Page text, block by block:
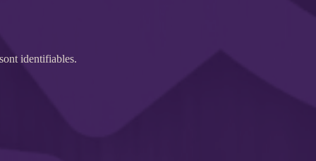
identifiables.